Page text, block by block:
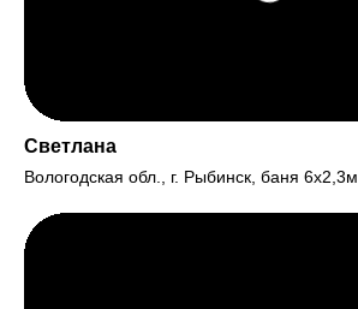
Светлана
Вологодская обл., г. Рыбинск, баня 6х2,3м